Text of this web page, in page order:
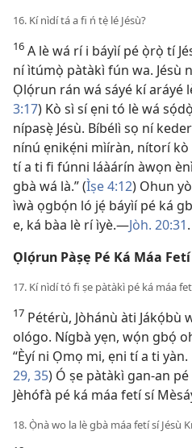
16. Kí nìdí tá a fi ń tẹ̀ lé Jésù?
16 A lè wá rí i báyìí pé ọ̀rọ̀ tí
ní ìtúmọ̀ pàtàkì fún wa. Jésù
Ọlọ́run rán wá sáyé kí aráyé
3:17) Kò sì sí ẹni tó lè wá
nípasẹ̀ Jésù. Bíbélì sọ ní
nínú ẹnikẹ́ni mìíràn, nítorí
tí a ti fi fúnni láàárín àwọn
gbà wá là.” (Ìṣe 4:12) Ohun
ìwà ọgbọ́n ló jẹ́ báyìí pé ká
e, ká bàa lè rí ìyè.—Jòh. 20:31.
Ọlọ́run Pàṣẹ Pé Ká Máa
17. Kí nìdí tó fi ṣe pàtàkì pé ká máa
17 Pétérù, Jòhánù àti Jákọ́bù
ológo. Nígbà yẹn, wọ́n gbọ́
“Èyí ni Ọmọ mi, ẹni tí a ti yàn.
29, 35) Ó ṣe pàtàkì gan-an
Jèhófà pé ká máa fetí sí
18. Ọ̀nà wo la lè gbà máa fetí sí Jésù